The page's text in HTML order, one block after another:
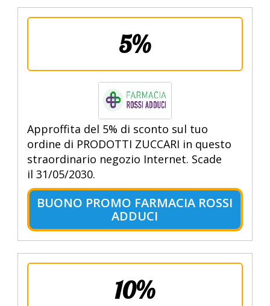
5%
Approffita del 5% di sconto sul tuo
ordine di PRODOTTI ZUCCARI in questo
straordinario negozio Internet. Scade
il 31/05/2030.
BUONO PROMO FARMACIA ROSSI
ADDUCI
10%